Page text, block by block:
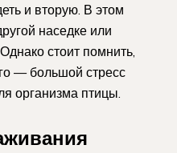
и вторую. В этом
наседке или
стоит помнить,
— большой стресс
организма птицы.